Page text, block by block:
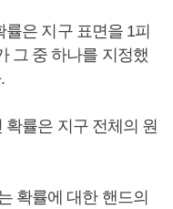
은 지구 표면을 1피
그 중 하나를 지정했
확률은 지구 전체의 원
확률에 대한 핸드의